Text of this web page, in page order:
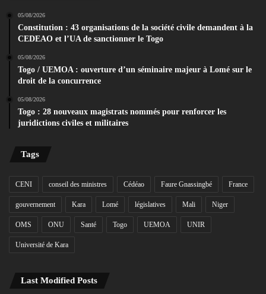
05/08/2026
Constitution : 43 organisations de la société civile demandent à la
CEDEAO et l’UA de sanctionner le Togo
05/08/2026
Togo / UEMOA : ouverture d’un séminaire majeur à Lomé sur le
droit de la concurrence
05/08/2026
Togo : 28 nouveaux magistrats nommés pour renforcer les
juridictions civiles et militaires
Tags
CENI conseil des ministres Cédéao Faure Gnassingbé France
gouvernement Kara Lomé législatives Mali Niger
OMS ONU Santé Togo UEMOA UNIR
Université de Kara
Last Modified Posts